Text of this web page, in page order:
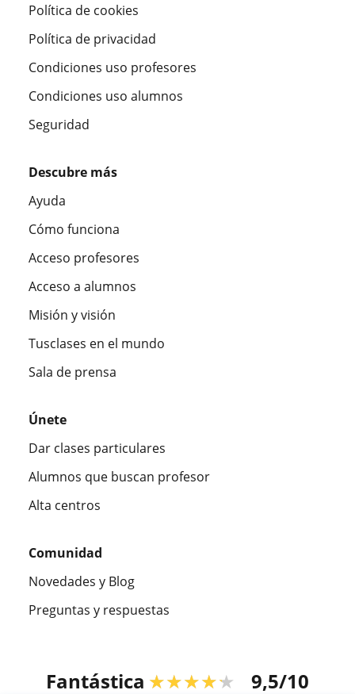
Política de cookies
Política de privacidad
Condiciones uso profesores
Condiciones uso alumnos
Seguridad
Descubre más
Ayuda
Cómo funciona
Acceso profesores
Acceso a alumnos
Misión y visión
Tusclases en el mundo
Sala de prensa
Únete
Dar clases particulares
Alumnos que buscan profesor
Alta centros
Comunidad
Novedades y Blog
Preguntas y respuestas
Fantástica ★★★★★ 9,5/10